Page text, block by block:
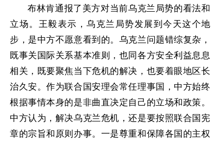
布林肯通报了美方对当前乌克兰局势的看法和
立场。王毅表示，乌克兰局势发展到今天这个地
步，是中方不愿意看到的。乌克兰问题错综复杂，
既事关国际关系基本准则，也同各方安全利益息息
相关，既要聚焦当下危机的解决，也要着眼地区长
治久安。作为联合国安理会常任理事国，中方始终
根据事情本身的是非曲直决定自己的立场和政策。
中方认为，解决乌克兰危机，还是要按照联合国宪
章的宗旨和原则办事。一是尊重和保障各国的主权